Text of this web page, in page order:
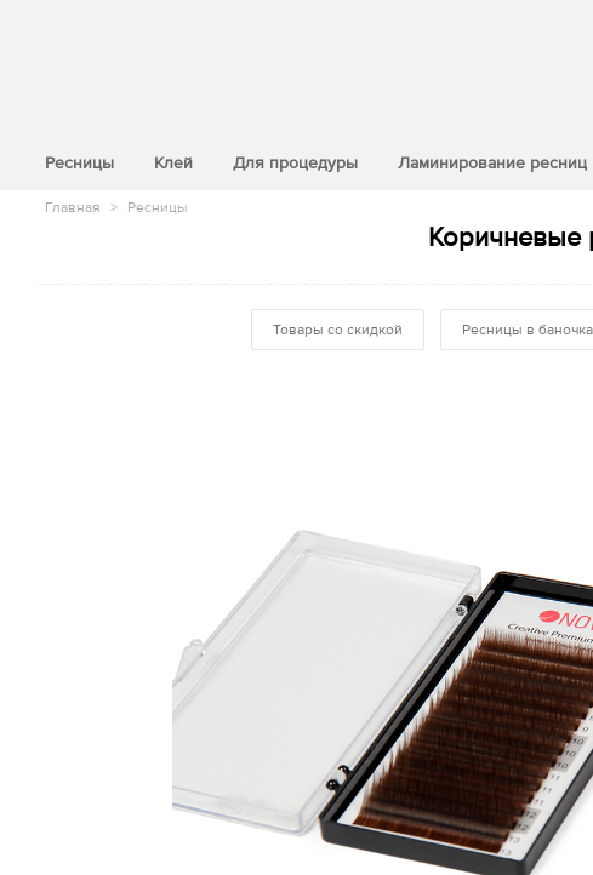
Ресницы Клей Для процедуры Ламинирование ресниц
Главная > Ресницы
Коричневые
Товары со скидкой Ресницы в